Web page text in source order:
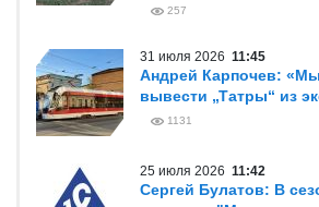
257
31 июля 2026 11:45
Андрей Карпочев:
вывести „Татры“ из
1131
25 июля 2026 11:42
Сергей Булатов: В